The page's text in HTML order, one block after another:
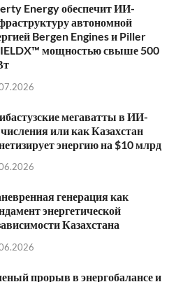
Energy обеспечит ИИ-
автономной
Bergen Engines и Piller
мощностью свыше 500
мегаватты в ИИ-
или как Казахстан
энергию на $10 млрд
генерация как
энергетической
Казахстана
прорыв в энергобалансе и